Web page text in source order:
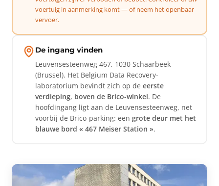
voertuig in aanmerking komt — of neem het openbaar
vervoer.
De ingang vinden
Leuvensesteenweg 467, 1030 Schaarbeek
(Brussel). Het Belgium Data Recovery-
laboratorium bevindt zich op de eerste
verdieping, boven de Brico-winkel. De
hoofdingang ligt aan de Leuvensesteenweg, net
voorbij de Brico-parking: een grote deur met het
blauwe bord « 467 Meiser Station ».